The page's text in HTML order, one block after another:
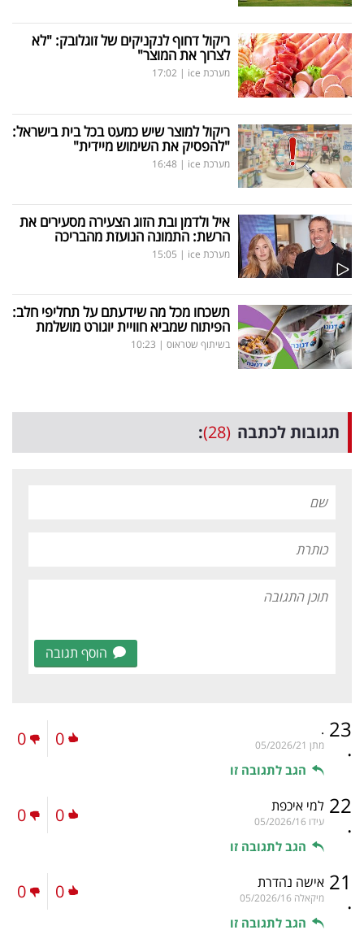
ריקול דחוף לנקניקים של זוגלובק: "לא
לצרוך את המוצר"
מערכת ice |
17:02
ריקול למוצר שיש כמעט בכל בית בישראל:
"להפסיק את השימוש מיידית"
מערכת ice |
16:48
איל ולדמן ובת הזוג הצעירה מסעירים את
הרשת: התמונה הנועזת מהבריכה
מערכת ice |
15:05
תשכחו מכל מה שידעתם על תחליפי חלב:
הפיתוח שמביא חוויית יוגורט מושלמת
בשיתוף שטראוס |
10:23
תגובות לכתבה (28)
:
הוסף תגובה
23
.
.
מתן 05/2026/21
הגב לתגובה זו
0
0
22
.
למי איכפת
עידו 05/2026/16
הגב לתגובה זו
0
0
21
.
אישה נהדרת
מיקאלה 05/2026/16
הגב לתגובה זו
0
0